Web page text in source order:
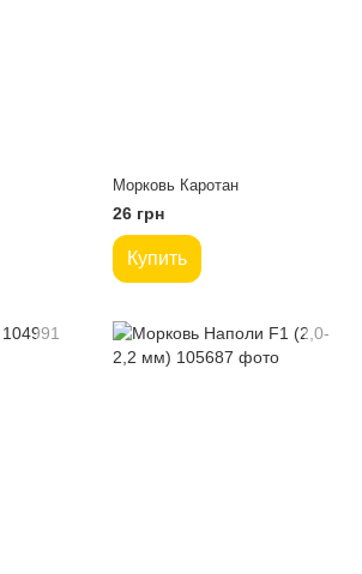
Морковь Каротан
26 грн
Купить